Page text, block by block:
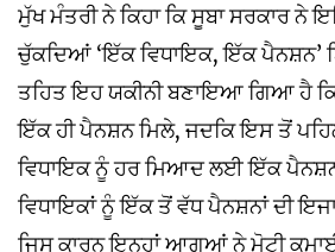
ਮੁੱਖ ਮੰਤਰੀ ਨੇ ਕਿਹਾ ਕਿ ਸੂਬਾ ਸਰਕਾਰ ਨੇ
ਚੁੱਕਦਿਆਂ ‘ਇੱਕ ਵਿਧਾਇਕ, ਇੱਕ ਪੈਨਸ਼ਨ’
ਤਹਿਤ ਇਹ ਯਕੀਨੀ ਬਣਾਇਆ ਗਿਆ ਹੈ
ਇੱਕ ਹੀ ਪੈਨਸ਼ਨ ਮਿਲੇ, ਜਦਕਿ ਇਸ ਤੋਂ
ਵਿਧਾਇਕ ਨੂੰ ਹਰ ਮਿਆਦ ਲਈ ਇੱਕ ਪੈਨਸ਼ਨ
ਵਿਧਾਇਕਾਂ ਨੂੰ ਇੱਕ ਤੋਂ ਵੱਧ ਪੈਨਸ਼ਨਾਂ ਦੀ
ਜਿਸ ਕਾਰਨ ਇਨ੍ਹਾਂ ਆਗੂਆਂ ਨੇ ਮੋਟੀ